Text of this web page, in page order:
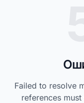
Failed to resolve
references